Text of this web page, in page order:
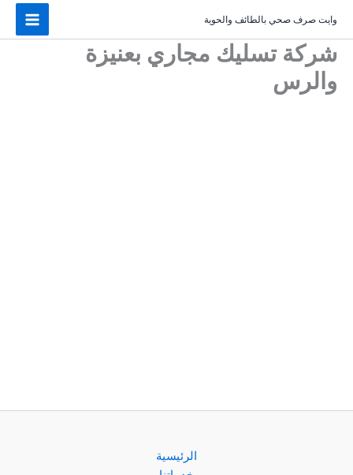
المحتوى
وايت صرف صحي بالطائف والحوية
شركة تسليك مجاري بعنيزة
والرس
الرئيسية